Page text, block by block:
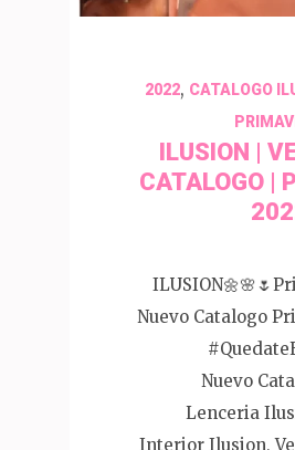
2022, CATALOGO
ILUSION |
CATALOGO |
Nuevo Catalogo
Nuevo
Lenceria
Interior Ilusion,